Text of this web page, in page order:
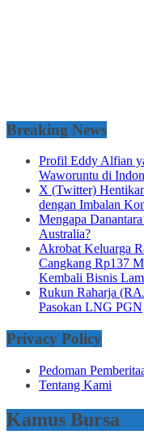
Breaking News
Profil Eddy Alfian
Waworuntu di
X (Twitter)
dengan Imbalan
Mengapa
Australia?
Akrobat Keluarga
Cangkang Rp137
Kembali Bisnis
Rukun Raharja
Pasokan LNG PGN
Privacy Policy
Pedoman
Tentang Kami
Kamus Bursa